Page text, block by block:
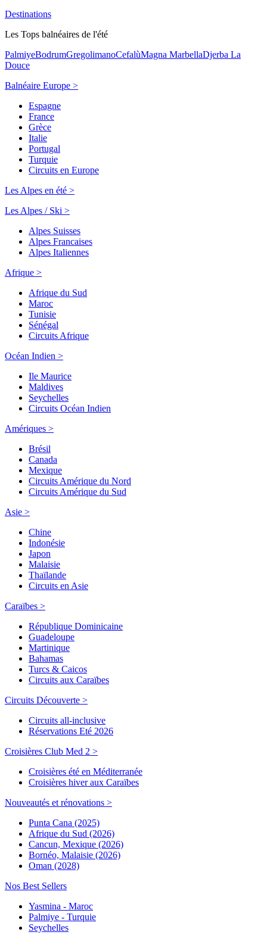
Destinations
Les Tops balnéaires de l'été
PalmiyeBodrumGregolimanoCefalùMagna MarbellaDjerba La
Douce
Balnéaire Europe >
Espagne
France
Grèce
Italie
Portugal
Turquie
Circuits en Europe
Les Alpes en été >
Les Alpes / Ski >
Alpes Suisses
Alpes Francaises
Alpes Italiennes
Afrique >
Afrique du Sud
Maroc
Tunisie
Sénégal
Circuits Afrique
Océan Indien >
Ile Maurice
Maldives
Seychelles
Circuits Océan Indien
Amériques >
Brésil
Canada
Mexique
Circuits Amérique du Nord
Circuits Amérique du Sud
Asie >
Chine
Indonésie
Japon
Malaisie
Thaïlande
Circuits en Asie
Caraïbes >
République Dominicaine
Guadeloupe
Martinique
Bahamas
Turcs & Caicos
Circuits aux Caraïbes
Circuits Découverte >
Circuits all-inclusive
Réservations Eté 2026
Croisières Club Med 2 >
Croisières été en Méditerranée
Croisières hiver aux Caraïbes
Nouveautés et rénovations >
Punta Cana (2025)
Afrique du Sud (2026)
Cancun, Mexique (2026)
Bornéo, Malaisie (2026)
Oman (2028)
Nos Best Sellers
Yasmina - Maroc
Palmiye - Turquie
Seychelles